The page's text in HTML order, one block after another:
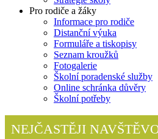
Pro rodiče a žáky
Informace pro rodiče
Distanční výuka
Formuláře a tiskopisy
Seznam kroužků
Fotogalerie
Školní poradenské služby
Online schránka důvěry
Školní potřeby
NEJČASTĚJI